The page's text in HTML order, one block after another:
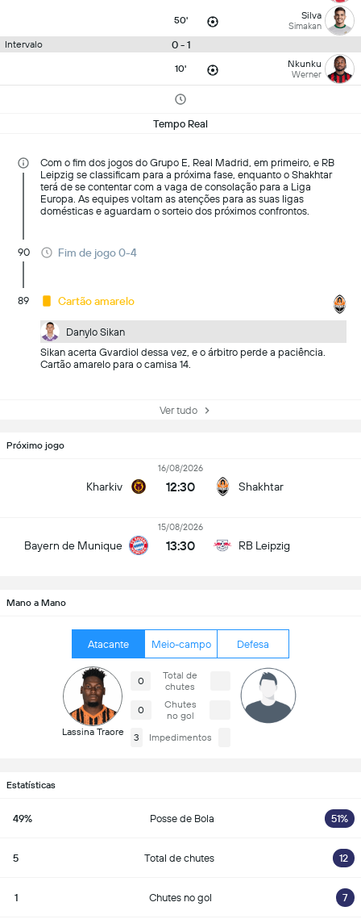
50' Silva
Simakan
Intervalo 0 - 1
10' Nkunku
Werner
Tempo Real
Com o fim dos jogos do Grupo E, Real Madrid, em primeiro, e RB
Leipzig se classificam para a próxima fase, enquanto o Shakhtar
terá de se contentar com a vaga de consolação para a Liga
Europa. As equipes voltam as atenções para as suas ligas
domésticas e aguardam o sorteio dos próximos confrontos.
90 Fim de jogo 0-4
89 Cartão amarelo
Danylo Sikan
Sikan acerta Gvardiol dessa vez, e o árbitro perde a paciência.
Cartão amarelo para o camisa 14.
Ver tudo
Próximo jogo
Kharkiv
16/08/2026
12:30 Shakhtar
Bayern de Munique
15/08/2026
13:30 RB Leipzig
Mano a Mano
Atacante Meio-campo Defesa
Lassina Traore
0
Total de
chutes
0
Chutes
no gol
3
Impedimentos
Estatísticas
49% Posse de Bola 51%
5 Total de chutes 12
1 Chutes no gol 7